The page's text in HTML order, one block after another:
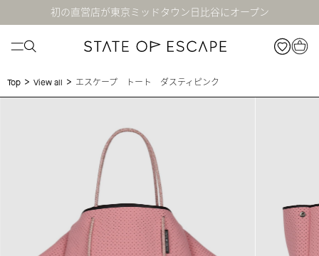
初の直営店が東京ミッドタウン日比谷にオープン
Top > View all > エスケープ トート ダスティピンク